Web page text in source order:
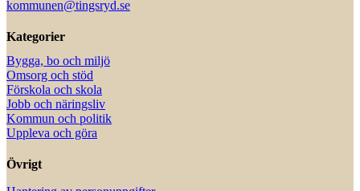
kommunen@tingsryd.se
Kategorier
Bygga, bo och miljö
Omsorg och stöd
Förskola och skola
Jobb och näringsliv
Kommun och politik
Uppleva och göra
Övrigt